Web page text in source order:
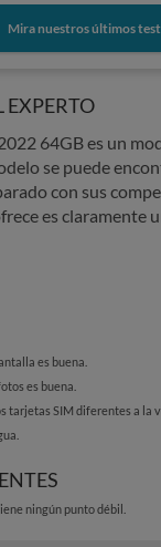
Mira nuestros últimos
64GB es un
se puede
con sus
es claramente
es buena.
es buena.
tarjetas SIM diferentes a la
ningún punto débil.